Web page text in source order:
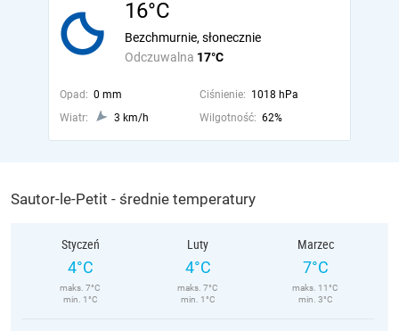
16°C
Odczuwalna 17°C
Bezchmurnie, słonecznie
Opad: 0 mm Ciśnienie: 1018 hPa
Wiatr:
3 km/h Wilgotność: 62%
Sautor-le-Petit - średnie temperatury
Styczeń
4°C
maks. 7°C
min. 1°C
Luty
4°C
maks. 7°C
min. 1°C
Marzec
7°C
maks. 11°C
min. 3°C